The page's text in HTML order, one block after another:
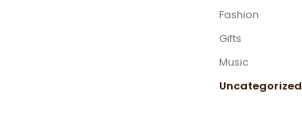
Fashion
Gifts
Music
Uncategorized